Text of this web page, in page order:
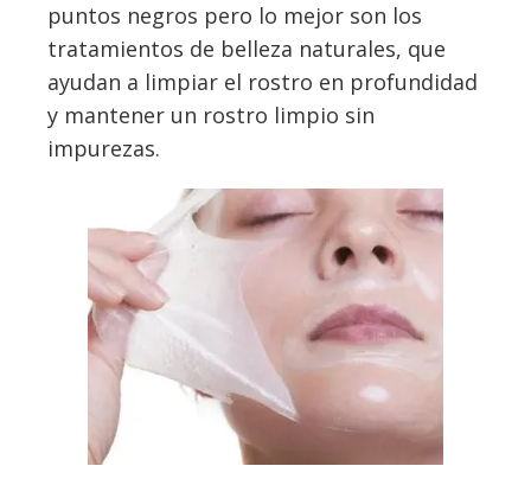
puntos negros pero lo mejor son los
tratamientos de belleza naturales, que
ayudan a limpiar el rostro en profundidad
y mantener un rostro limpio sin
impurezas.